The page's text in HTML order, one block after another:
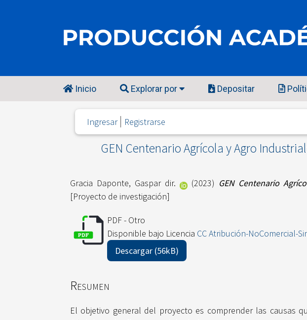
Inicio Explorar por Depositar
Ingresar Registrarse
GEN Centenario Agrícola y Agro
Gracia Daponte, Gaspar dir. (2023) GEN Centenario
[Proyecto de investigación]
PDF - Otro
Disponible bajo Licencia CC Atribución-NoComercial-
Descargar (56kB)
Resumen
El objetivo general del proyecto es comprender las causas